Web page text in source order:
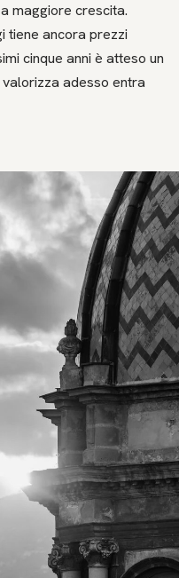
maggiore crescita.
tiene ancora prezzi
cinque anni è atteso un
adesso entra